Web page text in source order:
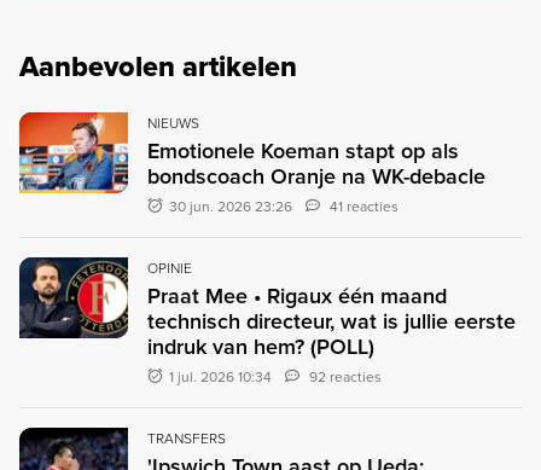
Aanbevolen artikelen
NIEUWS
Emotionele Koeman stapt op als
bondscoach Oranje na WK-debacle
30 jun. 2026 23:26 41 reacties
OPINIE
Praat Mee • Rigaux één maand
technisch directeur, wat is jullie eerste
indruk van hem? (POLL)
1 jul. 2026 10:34 92 reacties
TRANSFERS